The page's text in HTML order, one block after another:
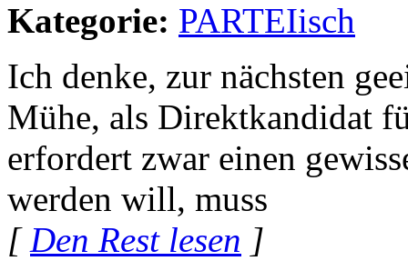
Kategorie: PARTEIisch
Ich denke, zur nächsten
Mühe, als Direktkandidat
erfordert zwar einen
werden will, muss
[Den Rest lesen ]